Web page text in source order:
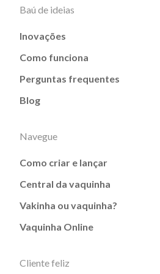
Baú de ideias
Inovações
Como funciona
Perguntas frequentes
Blog
Navegue
Como criar e lançar
Central da vaquinha
Vakinha ou vaquinha?
Vaquinha Online
Cliente feliz